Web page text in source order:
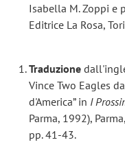
Isabella M. Zoppi e
Editrice La Rosa,
Traduzione
Vince Two Eagles
d'America” in I
Parma, 1992),
pp. 41-43.